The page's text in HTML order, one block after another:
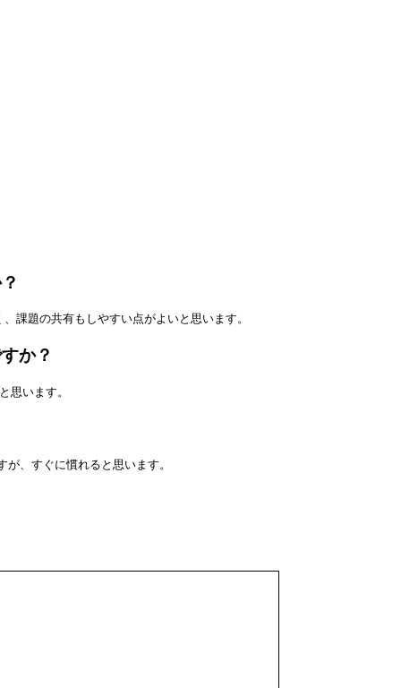
課題の共有もしやすい点がよいと思います。
か？
思います。
、すぐに慣れると思います。